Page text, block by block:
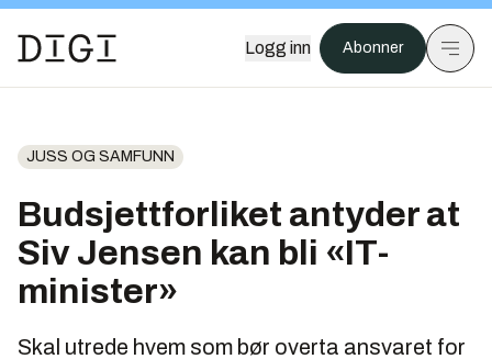
Logg inn Abonner
JUSS OG SAMFUNN
Budsjettforliket antyder at
Siv Jensen kan bli «IT-
minister»
Skal utrede hvem som bør overta ansvaret for